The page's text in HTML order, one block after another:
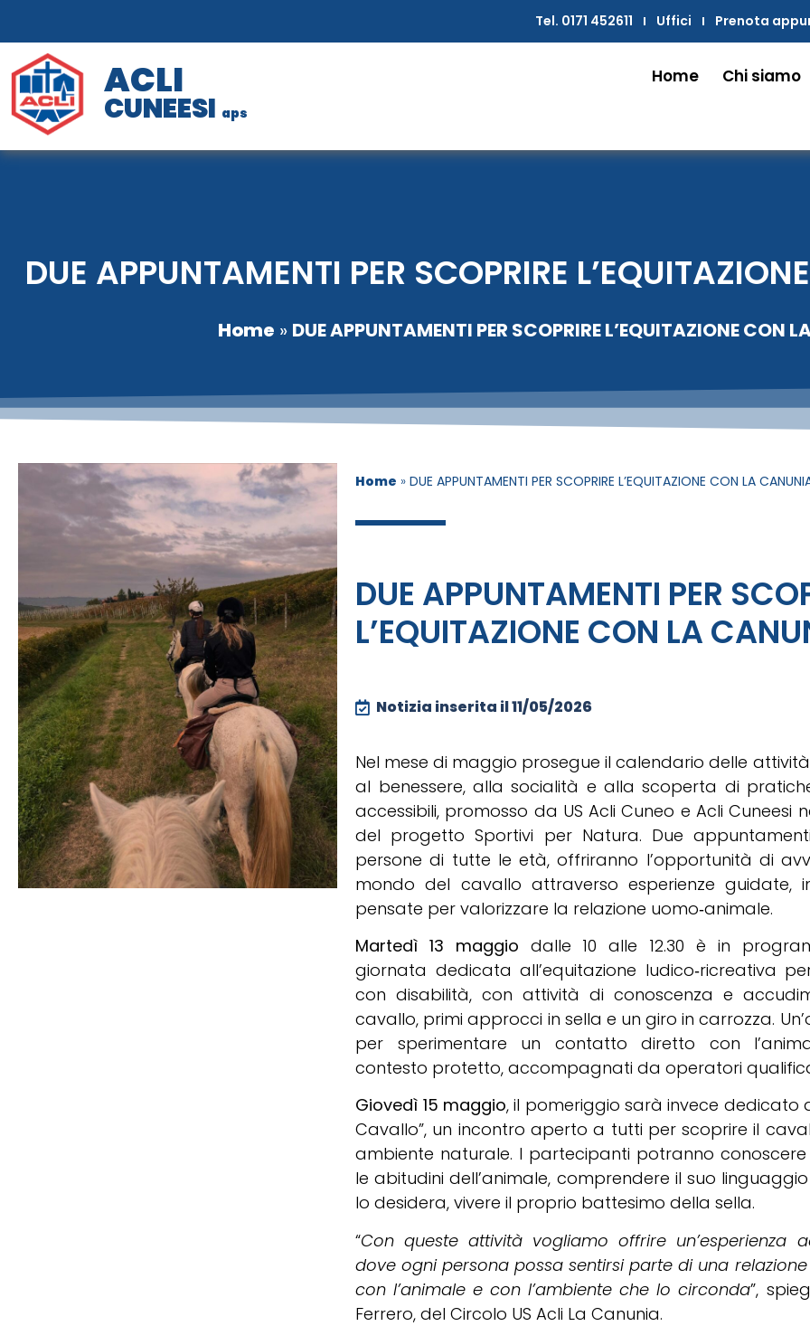
Tel. 0171 452611 Uffici Prenota
ACLI
CUNEESI aps
Home Chi siamo
DUE APPUNTAMENTI PER SCOPRIRE
Home » DUE APPUNTAMENTI PER SCOPRIRE L’EQUITAZIONE CON
Home »DUE APPUNTAMENTI PER SCOPRIRE L’EQUITAZIONE CON LA
DUE APPUNTAMENTI PER
L’EQUITAZIONE CON LA
Notizia inserita il11/05/2026
Nel mese di maggio prosegue il calendario delle
al benessere, alla socialità e alla scoperta di
accessibili, promosso da US Acli Cuneo e Acli Cuneesi
del progetto Sportivi per Natura. Due
persone di tutte le età, offriranno l’opportunità di
mondo del cavallo attraverso esperienze guidate,
pensate per valorizzare la relazione uomo‑animale.
Martedì 13 maggio dalle 10 alle 12.30 è in
giornata dedicata all’equitazione ludico‑ricreativa
con disabilità, con attività di conoscenza e
cavallo, primi approcci in sella e un giro in carrozza.
per sperimentare un contatto diretto con
contesto protetto, accompagnati da operatori
Giovedì 15 maggio, il pomeriggio sarà invece dedicato
Cavallo”, un incontro aperto a tutti per scoprire il
ambiente naturale. I partecipanti potranno
le abitudini dell’animale, comprendere il suo
lo desidera, vivere il proprio battesimo della sella.
“Con queste attività vogliamo offrire un’esperienza
dove ogni persona possa sentirsi parte di una
con l’animale e con l’ambiente che lo circonda”,
Ferrero, del Circolo US Acli La Canunia.